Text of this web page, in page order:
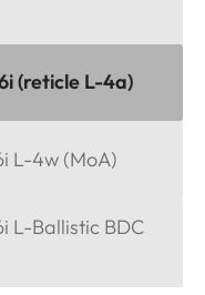
(reticle L-4a)
L-4w (MoA)
L-Ballistic BDC